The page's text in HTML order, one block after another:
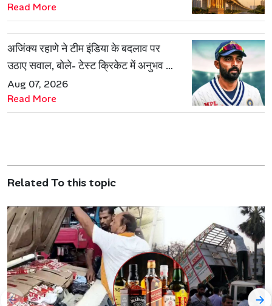
Read More
अजिंक्य रहाणे ने टीम इंडिया के बदलाव पर
उठाए सवाल, बोले- टेस्ट क्रिकेट में अनुभव की
जरूरत हमेशा रहेगी
Aug 07, 2026
Read More
Related To this topic